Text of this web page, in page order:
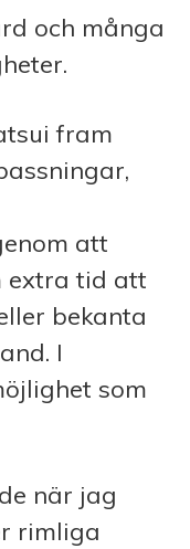
och många
fram
att
extra tid att
bekanta
I
som
när jag
rimliga